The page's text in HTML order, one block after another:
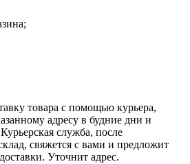
товара с помощью курьера,
адресу в будние дни и
служба, после
свяжется с вами и предложит
Уточнит адрес.